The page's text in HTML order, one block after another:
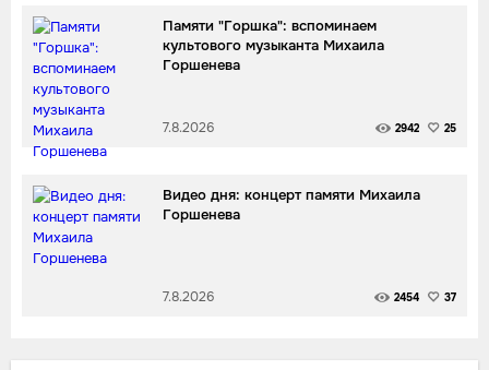
Памяти "Горшка": вспоминаем
культового музыканта Михаила
Горшенева
7.8.2026 2942 25
Видео дня: концерт памяти Михаила
Горшенева
7.8.2026 2454 37